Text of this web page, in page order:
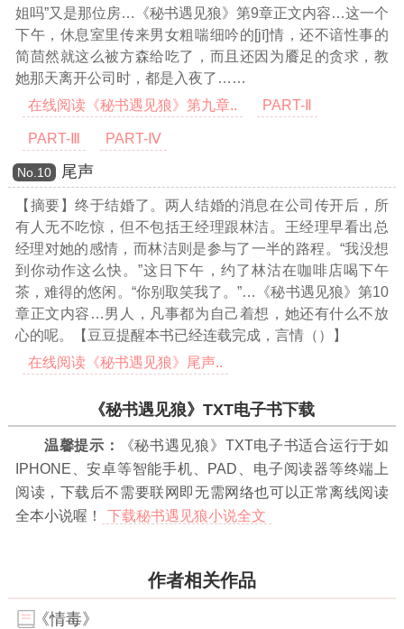
姐吗”又是那位房…《秘书遇见狼》第9章正文内容…这一个
下午，休息室里传来男女粗喘细吟的[jī]情，还不谙性事的
简茴然就这么被方森给吃了，而且还因为餍足的贪求，教
她那天离开公司时，都是入夜了……
在线阅读《秘书遇见狼》第九章..
PART-Ⅱ
PART-Ⅲ PART-Ⅳ
Νο.10 尾声
【摘要】终于结婚了。两人结婚的消息在公司传开后，所
有人无不吃惊，但不包括王经理跟林洁。王经理早看出总
经理对她的感情，而林洁则是参与了一半的路程。“我没想
到你动作这么快。”这日下午，约了林沽在咖啡店喝下午
茶，难得的悠闲。“你别取笑我了。”…《秘书遇见狼》第10
章正文内容…男人，凡事都为自己着想，她还有什么不放
心的呢。【豆豆提醒本书已经连载完成，言情（）】
在线阅读《秘书遇见狼》尾声..
《秘书遇见狼》TXT电子书下载
温馨提示：
《秘书遇见狼》TXT电子书适合运行于如
IPHONE、安卓等智能手机、PAD、电子阅读器等终端上
阅读，下载后不需要联网即无需网络也可以正常离线阅读
全本小说喔！
下载秘书遇见狼小说全文
作者相关作品
《情毒》